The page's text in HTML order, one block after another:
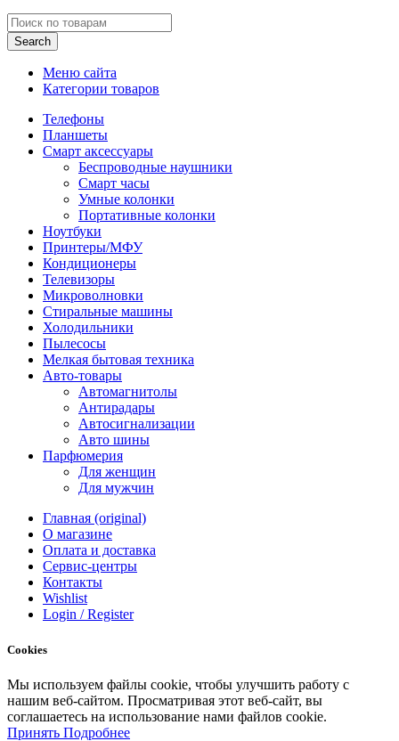
Search
Меню сайта
Категории товаров
Телефоны
Планшеты
Смарт аксессуары
Беспроводные наушники
Смарт часы
Умные колонки
Портативные колонки
Ноутбуки
Принтеры/МФУ
Кондиционеры
Телевизоры
Микроволновки
Стиральные машины
Холодильники
Пылесосы
Мелкая бытовая техника
Авто-товары
Автомагнитолы
Антирадары
Автосигнализации
Авто шины
Парфюмерия
Для женщин
Для мужчин
Главная (original)
О магазине
Оплата и доставка
Сервис-центры
Контакты
Wishlist
Login / Register
Cookies
Мы используем файлы cookie, чтобы улучшить работу с
нашим веб-сайтом. Просматривая этот веб-сайт, вы
соглашаетесь на использование нами файлов cookie.
Принять Подробнее